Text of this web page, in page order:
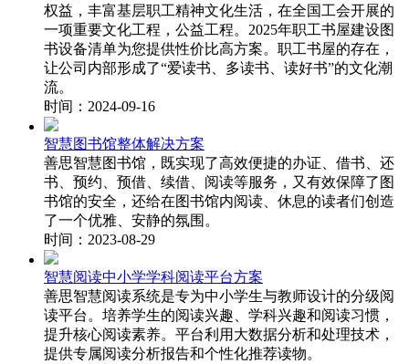
权益，丰富基层职工精神文化生活，在全国工会开展的
一项重要文化工程，公益工程。2025年职工书屋建设图
书设备清单为您提供性价比高方案。职工书屋的存在，
让公司内部形成了“爱读书、多读书、读好书”的文化潮
流。
时间：2024-09-16
智慧图书馆整体解决方案
善思智慧图书馆，既实现了高效便捷的办证、借书、还
书、预约、预借、续借、阅读等服务，又有效保障了图
书馆的安全，还给在图书馆内阅读、休息的读者们创造
了一个优雅、安静的氛围。
时间：2023-08-29
智慧阅读中小学学科阅读平台方案
善思智慧阅读系统是专为中小学生与教师设计的分级阅
读平台。培养学生的阅读兴趣、学科兴趣和阅读习惯，
提升核心阅读素养。平台利用大数据分析和处理技术，
提供专属阅读分析报告和个性化推荐读物。